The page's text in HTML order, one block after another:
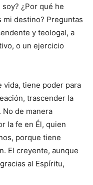
¿Por qué he
mi destino? Preguntas
y teologal, a
o un ejercicio
vida, tiene poder para
trascender la
. No de manera
la fe en Él, quien
porque tiene
El creyente, aunque
al Espíritu,